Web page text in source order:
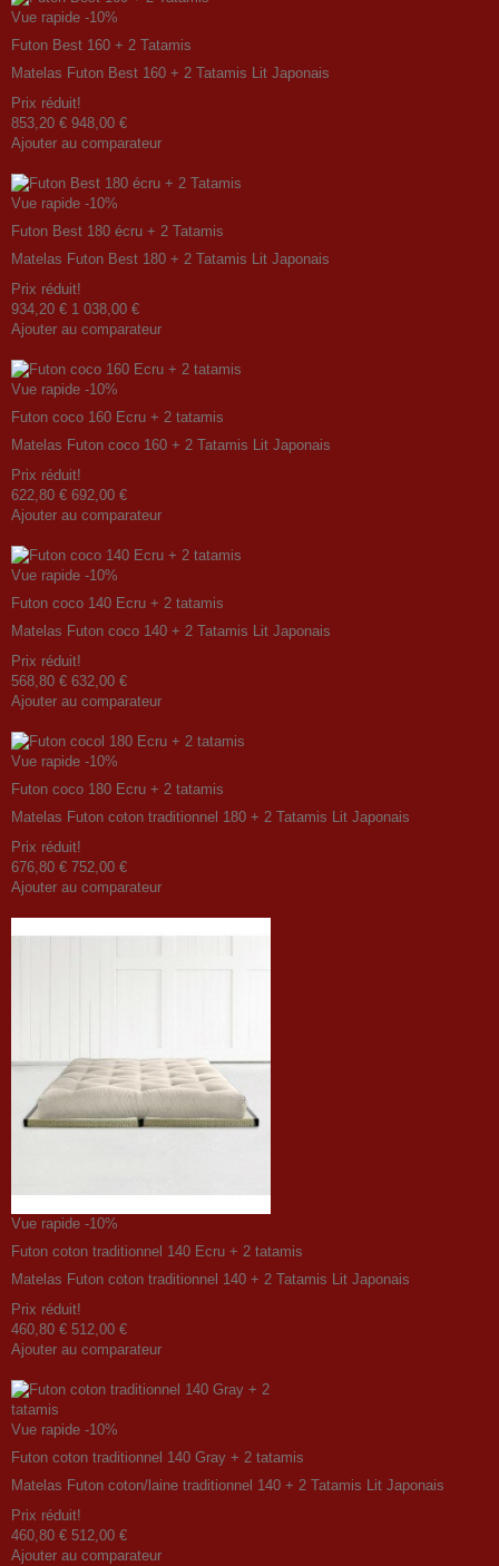
Vue rapide -10%
Futon Best 160 + 2 Tatamis
Matelas Futon Best 160 + 2 Tatamis Lit Japonais
Prix ​​réduit!
853,20 € 948,00 €
Ajouter au comparateur
Vue rapide -10%
Futon Best 180 écru + 2 Tatamis
Matelas Futon Best 180 + 2 Tatamis Lit Japonais
Prix ​​réduit!
934,20 € 1 038,00 €
Ajouter au comparateur
Vue rapide -10%
Futon coco 160 Ecru + 2 tatamis
Matelas Futon coco 160 + 2 Tatamis Lit Japonais
Prix ​​réduit!
622,80 € 692,00 €
Ajouter au comparateur
Vue rapide -10%
Futon coco 140 Ecru + 2 tatamis
Matelas Futon coco 140 + 2 Tatamis Lit Japonais
Prix ​​réduit!
568,80 € 632,00 €
Ajouter au comparateur
Vue rapide -10%
Futon coco 180 Ecru + 2 tatamis
Matelas Futon coton traditionnel 180 + 2 Tatamis Lit Japonais
Prix ​​réduit!
676,80 € 752,00 €
Ajouter au comparateur
Vue rapide -10%
Futon coton traditionnel 140 Ecru + 2 tatamis
Matelas Futon coton traditionnel 140 + 2 Tatamis Lit Japonais
Prix ​​réduit!
460,80 € 512,00 €
Ajouter au comparateur
Vue rapide -10%
Futon coton traditionnel 140 Gray + 2 tatamis
Matelas Futon coton/laine traditionnel 140 + 2 Tatamis Lit Japonais
Prix ​​réduit!
460,80 € 512,00 €
Ajouter au comparateur